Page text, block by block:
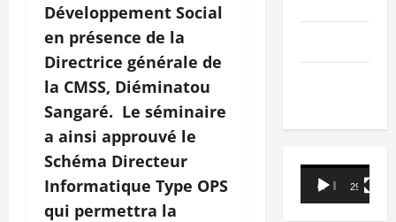
Développement Social
en présence de la
Directrice générale de
la CMSS, Diéminatou
Sangaré. Le séminaire
a ainsi approuvé le
Schéma Directeur
Informatique Type OPS
qui permettra la
Lecteur
vidéo
00:00 29:21